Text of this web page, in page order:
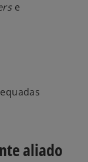
e
aliado